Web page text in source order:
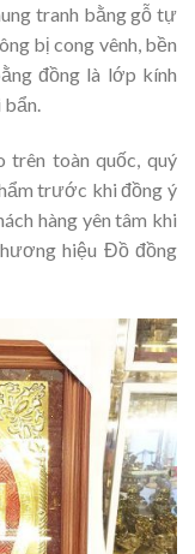
tranh bằng gỗ tự
bị cong vênh, bền
đồng là lớp kính
trên toàn quốc, quý
trước khi đồng ý
hàng yên tâm khi
hiệu Đồ đồng